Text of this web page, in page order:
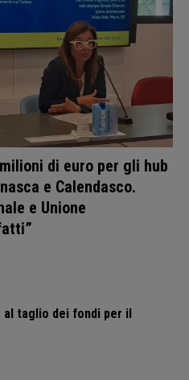
di euro per gli hub
e Calendasco.
e Unione
al taglio dei fondi per il